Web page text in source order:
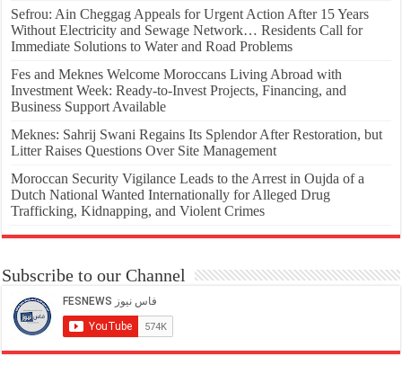
Sefrou: Ain Cheggag Appeals for Urgent Action After 15 Years
Without Electricity and Sewage Network… Residents Call for
Immediate Solutions to Water and Road Problems
Fes and Meknes Welcome Moroccans Living Abroad with
Investment Week: Ready-to-Invest Projects, Financing, and
Business Support Available
Meknes: Sahrij Swani Regains Its Splendor After Restoration, but
Litter Raises Questions Over Site Management
Moroccan Security Vigilance Leads to the Arrest in Oujda of a
Dutch National Wanted Internationally for Alleged Drug
Trafficking, Kidnapping, and Violent Crimes
Subscribe to our Channel